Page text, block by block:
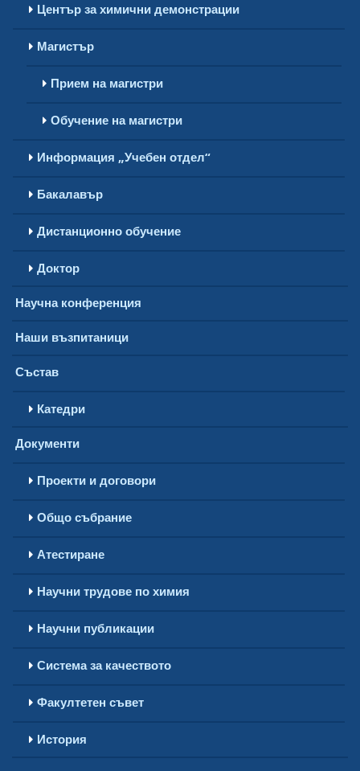
Център за химични демонстрации
Магистър
Прием на магистри
Обучение на магистри
Информация „Учебен отдел“
Бакалавър
Дистанционно обучение
Доктор
Научна конференция
Наши възпитаници
Състав
Катедри
Документи
Проекти и договори
Общо събрание
Атестиране
Научни трудове по химия
Научни публикации
Система за качеството
Факултетен съвет
История